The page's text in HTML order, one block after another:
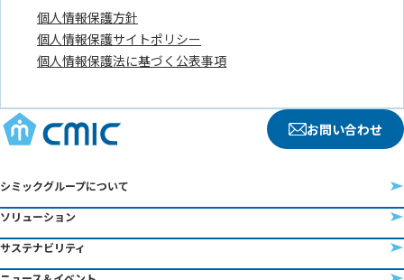
お問い合わせ
シミックグループについて
ソリューション
サステナビリティ